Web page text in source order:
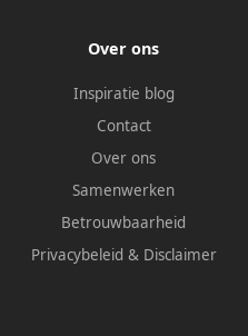
Over ons
Inspiratie blog
Contact
Over ons
Samenwerken
Betrouwbaarheid
Privacybeleid & Disclaimer